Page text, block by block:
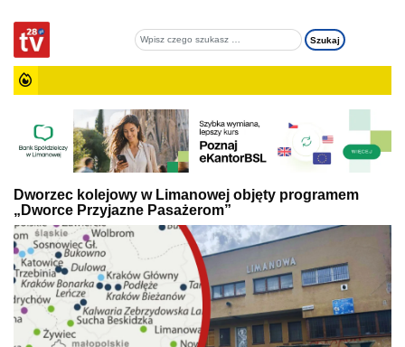
Dworzec kolejowy w Limanowej objęty programem
„Dworce Przyjazne Pasażerom”